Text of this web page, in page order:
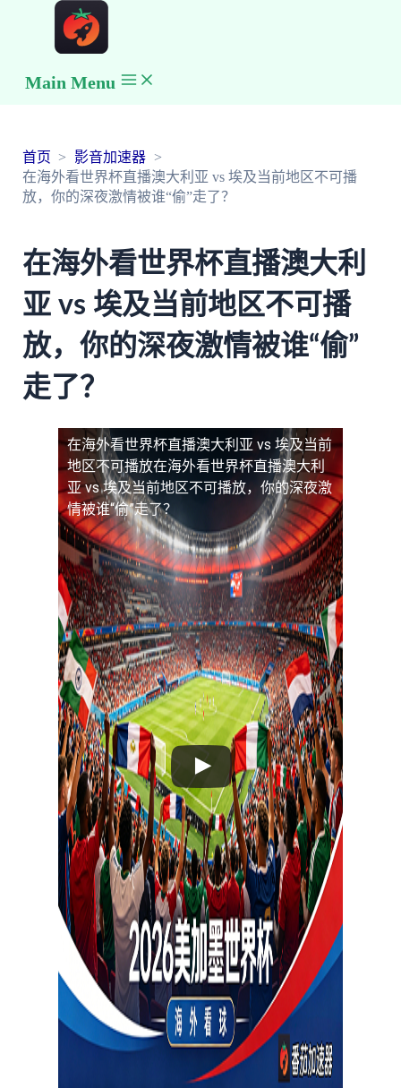
Main Menu
首页
影音加速器
在海外看世界杯直播澳大利亚 vs 埃及当前地区不可播
放，你的深夜激情被谁“偷”走了？
在海外看世界杯直播澳大利
亚 vs 埃及当前地区不可播
放，你的深夜激情被谁“偷”
走了？
在海外看世界杯直播澳大利亚 vs 埃及当前
地区不可播放在海外看世界杯直播澳大利
亚 vs 埃及当前地区不可播放，你的深夜激
情被谁“偷”走了？